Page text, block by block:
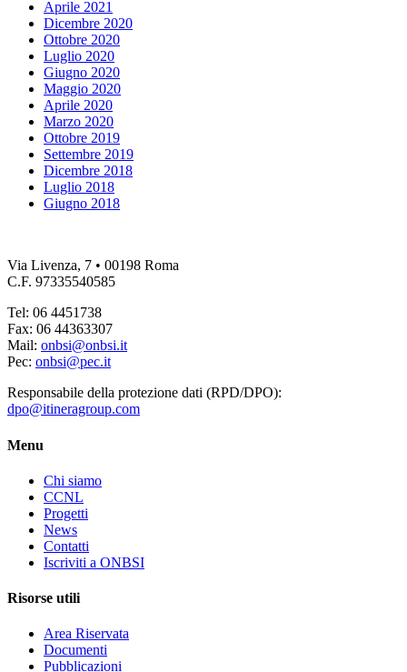
Aprile 2021
Dicembre 2020
Ottobre 2020
Luglio 2020
Giugno 2020
Maggio 2020
Aprile 2020
Marzo 2020
Ottobre 2019
Settembre 2019
Dicembre 2018
Luglio 2018
Giugno 2018
Via Livenza, 7 • 00198 Roma
C.F. 97335540585
Tel: 06 4451738
Fax: 06 44363307
Mail: onbsi@onbsi.it
Pec: onbsi@pec.it
Responsabile della protezione dati (RPD/DPO):
dpo@itineragroup.com
Menu
Chi siamo
CCNL
Progetti
News
Contatti
Iscriviti a ONBSI
Risorse utili
Area Riservata
Documenti
Pubblicazioni